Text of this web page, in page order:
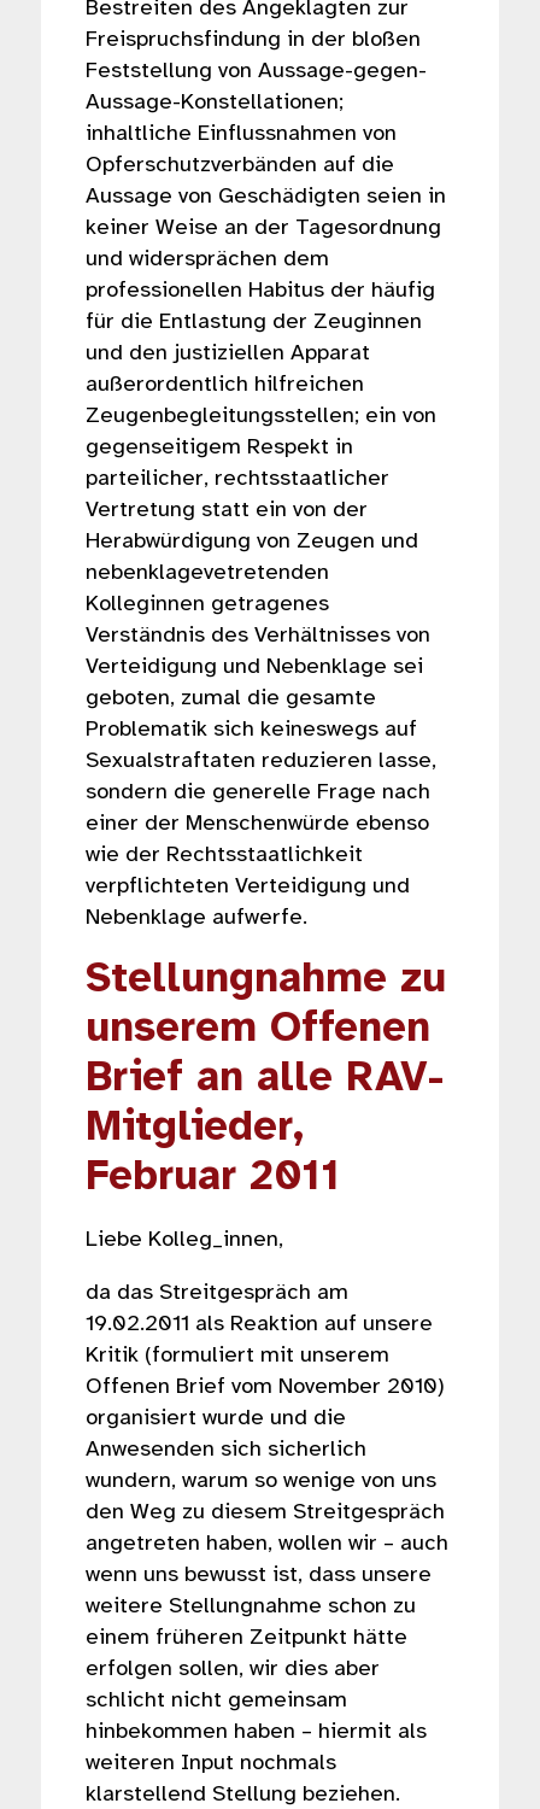
Bestreiten des Angeklagten zur
Freispruchsfindung in der bloßen
Feststellung von Aussage-gegen-
Aussage-Konstellationen;
inhaltliche Einflussnahmen von
Opferschutzverbänden auf die
Aussage von Geschädigten seien in
keiner Weise an der Tagesordnung
und widersprächen dem
professionellen Habitus der häufig
für die Entlastung der Zeuginnen
und den justiziellen Apparat
außerordentlich hilfreichen
Zeugenbegleitungsstellen; ein von
gegenseitigem Respekt in
parteilicher, rechtsstaatlicher
Vertretung statt ein von der
Herabwürdigung von Zeugen und
nebenklagevetretenden
Kolleginnen getragenes
Verständnis des Verhältnisses von
Verteidigung und Nebenklage sei
geboten, zumal die gesamte
Problematik sich keineswegs auf
Sexualstraftaten reduzieren lasse,
sondern die generelle Frage nach
einer der Menschenwürde ebenso
wie der Rechtsstaatlichkeit
verpflichteten Verteidigung und
Nebenklage aufwerfe.
Stellungnahme zu
unserem Offenen
Brief an alle RAV-
Mitglieder,
Februar 2011
Liebe Kolleg_innen,
da das Streitgespräch am
19.02.2011 als Reaktion auf unsere
Kritik (formuliert mit unserem
Offenen Brief vom November 2010)
organisiert wurde und die
Anwesenden sich sicherlich
wundern, warum so wenige von uns
den Weg zu diesem Streitgespräch
angetreten haben, wollen wir – auch
wenn uns bewusst ist, dass unsere
weitere Stellungnahme schon zu
einem früheren Zeitpunkt hätte
erfolgen sollen, wir dies aber
schlicht nicht gemeinsam
hinbekommen haben – hiermit als
weiteren Input nochmals
klarstellend Stellung beziehen.